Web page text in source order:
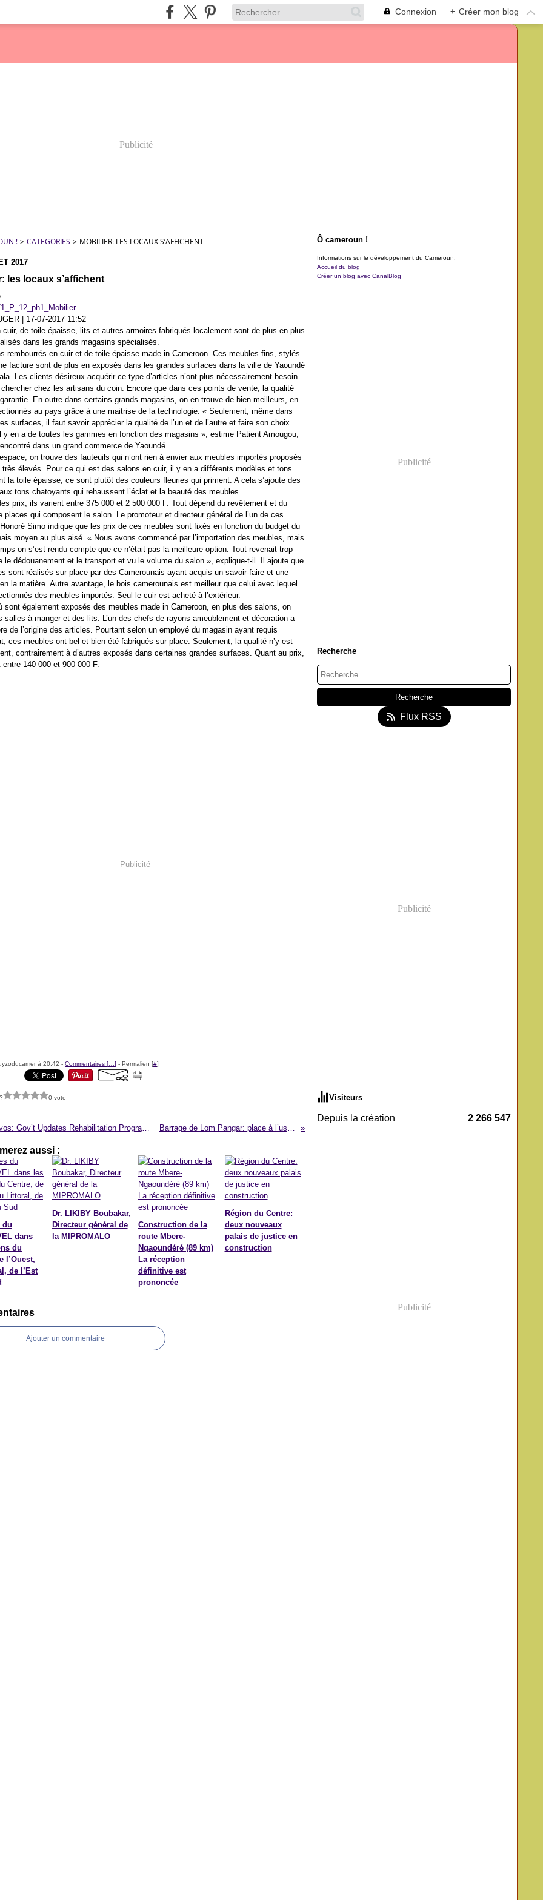
Connexion + Créer mon blog
Publicité
! > CATEGORIES > MOBILIER: LES LOCAUX S’AFFICHENT
2017
les locaux s’affichent
17-07-2017 11:52
cuir, de toile épaisse, lits et autres armoires fabriqués localement sont de plus en plus
dans les grands magasins spécialisés.
rembourrés en cuir et de toile épaisse made in Cameroon. Ces meubles fins, stylés
facture sont de plus en exposés dans les grandes surfaces dans la ville de Yaoundé
Les clients désireux acquérir ce type d’articles n’ont plus nécessairement besoin
chercher chez les artisans du coin. Encore que dans ces points de vente, la qualité
En outre dans certains grands magasins, on en trouve de bien meilleurs, en
au pays grâce à une maitrise de la technologie. « Seulement, même dans
surfaces, il faut savoir apprécier la qualité de l’un et de l’autre et faire son choix
y en a de toutes les gammes en fonction des magasins », estime Patient Amougou,
dans un grand commerce de Yaoundé.
on trouve des fauteuils qui n’ont rien à envier aux meubles importés proposés
très élevés. Pour ce qui est des salons en cuir, il y en a différents modèles et tons.
la toile épaisse, ce sont plutôt des couleurs fleuries qui priment. A cela s’ajoute des
tons chatoyants qui rehaussent l’éclat et la beauté des meubles.
prix, ils varient entre 375 000 et 2 500 000 F. Tout dépend du revêtement et du
places qui composent le salon. Le promoteur et directeur général de l’un de ces
Simo indique que les prix de ces meubles sont fixés en fonction du budget du
moyen au plus aisé. « Nous avons commencé par l’importation des meubles, mais
on s’est rendu compte que ce n’était pas la meilleure option. Tout revenait trop
le dédouanement et le transport et vu le volume du salon », explique-t-il. Il ajoute que
sont réalisés sur place par des Camerounais ayant acquis un savoir-faire et une
la matière. Autre avantage, le bois camerounais est meilleur que celui avec lequel
des meubles importés. Seul le cuir est acheté à l’extérieur.
sont également exposés des meubles made in Cameroon, en plus des salons, on
salles à manger et des lits. L’un des chefs de rayons ameublement et décoration a
de l’origine des articles. Pourtant selon un employé du magasin ayant requis
ces meubles ont bel et bien été fabriqués sur place. Seulement, la qualité n’y est
contrairement à d’autres exposés dans certaines grandes surfaces. Quant au prix,
140 000 et 900 000 F.
Publicité
à 20:42 - Commentaires [ ] - Permalien [#]
0 vote
Lake Nyos: Gov’t Updates Rehabilitation Programme Societe Barrage de Lom Pangar: place à l’usine de pied
aussi :
du
dans
du
l’Ouest,
de l’Est
Dr. LIKIBY Boubakar,
Directeur général de
la MIPROMALO
Construction de la
route Mbere-
Ngaoundéré (89 km)
La réception
définitive est
prononcée
Région du Centre:
deux nouveaux
palais de justice en
construction
Ajouter un commentaire
Ô cameroun !
Informations sur le développement du Cameroun.
Accueil du blog
Créer un blog avec CanalBlog
Publicité
Recherche
Flux RSS
Publicité
Visiteurs
Depuis la création 2 266 547
Publicité